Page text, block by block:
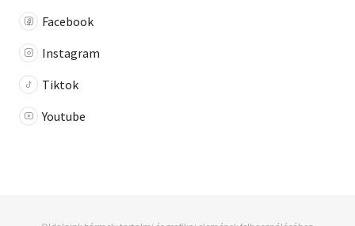
Facebook
Instagram
Tiktok
Youtube